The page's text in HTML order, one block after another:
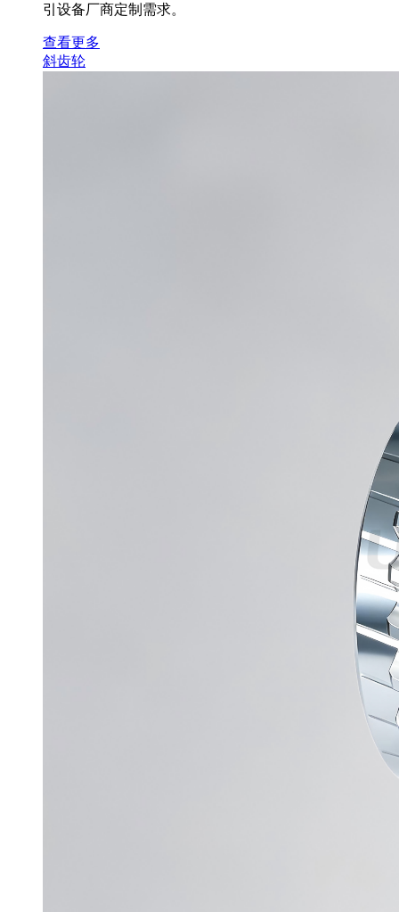
引设备厂商定制需求。
查看更多
斜齿轮